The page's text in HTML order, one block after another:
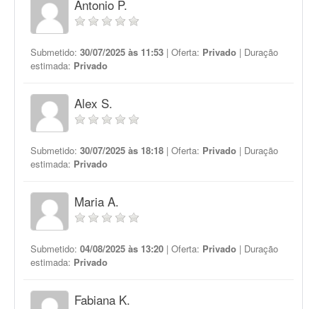
Antonio P.
Submetido: 30/07/2025 às 11:53 | Oferta: Privado | Duração
estimada: Privado
Alex S.
Submetido: 30/07/2025 às 18:18 | Oferta: Privado | Duração
estimada: Privado
Maria A.
Submetido: 04/08/2025 às 13:20 | Oferta: Privado | Duração
estimada: Privado
Fabiana K.